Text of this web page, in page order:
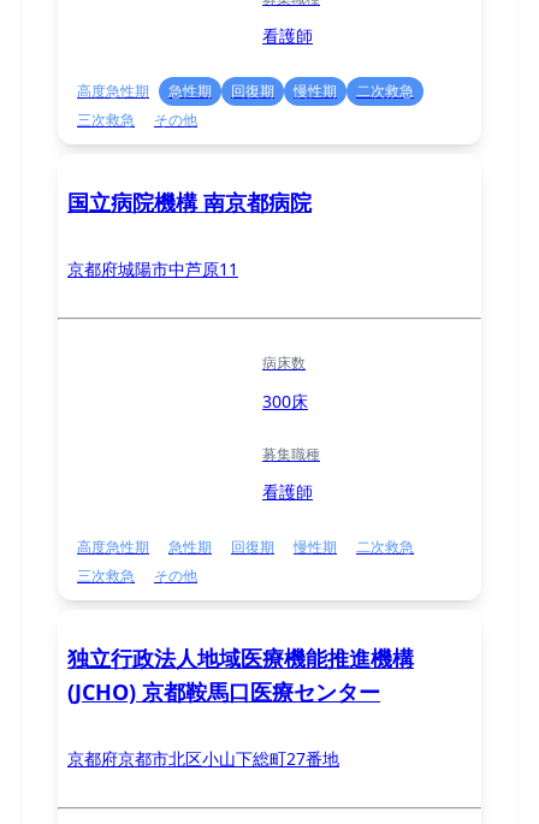
看護師
高度急性期 急性期 回復期 慢性期
二次救急
三次救急
その他
国立病院機構 南京都病院
京都府城陽市中芦原11
病床数
300床
募集職種
看護師
高度急性期 急性期 回復期 慢性期
二次救急
三次救急
その他
独立行政法人地域医療機能推進機構
(JCHO) 京都鞍馬口医療センター
京都府京都市北区小山下総町27番地